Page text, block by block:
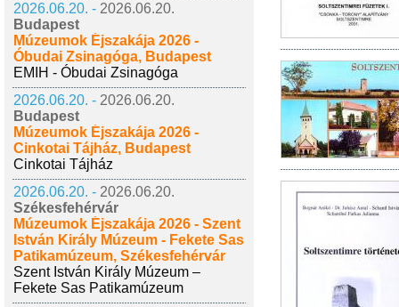
2026.06.20. - 2026.06.20.
Budapest
Múzeumok Éjszakája 2026 -
Óbudai Zsinagóga, Budapest
EMIH - Óbudai Zsinagóga
2026.06.20. - 2026.06.20.
Budapest
Múzeumok Éjszakája 2026 -
Cinkotai Tájház, Budapest
Cinkotai Tájház
2026.06.20. - 2026.06.20.
Székesfehérvár
Múzeumok Éjszakája 2026 - Szent
István Király Múzeum - Fekete Sas
Patikamúzeum, Székesfehérvár
Szent István Király Múzeum –
Fekete Sas Patikamúzeum